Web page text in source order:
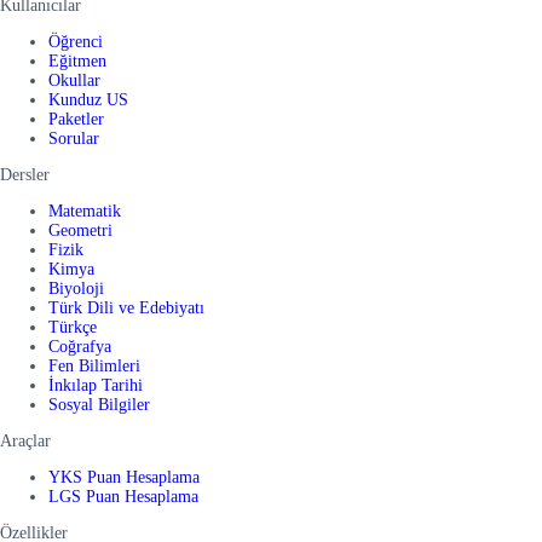
Kullanıcılar
Öğrenci
Eğitmen
Okullar
Kunduz US
Paketler
Sorular
Dersler
Matematik
Geometri
Fizik
Kimya
Biyoloji
Türk Dili ve Edebiyatı
Türkçe
Coğrafya
Fen Bilimleri
İnkılap Tarihi
Sosyal Bilgiler
Araçlar
YKS Puan Hesaplama
LGS Puan Hesaplama
Özellikler